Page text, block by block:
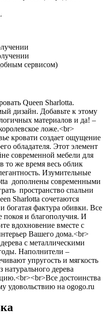
сервисом)
Queen Sharlotta.
дизайн. Добавьте к этому
материалов и да! –
ложе.<br>
кровати создает ощущение
обладателя. Этот элемент
современной мебели для
то же время весь облик
Изумительные
дополнены современными
пространство спальни
Sharlotta сочетаются
богатая фактура обивки. Все
и благополучия. И
вдохновение вместе с
Вашего дома.<br>
с металлическими
Наполнители –
упругость и мягкость
дерева
достоинства
удовольствию на ogogo.ru